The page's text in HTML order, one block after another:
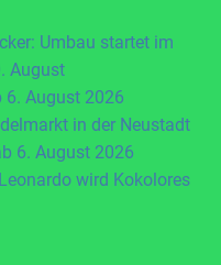
Umbau startet im
August
6. August 2026
in der Neustadt
6. August 2026
wird Kokolores